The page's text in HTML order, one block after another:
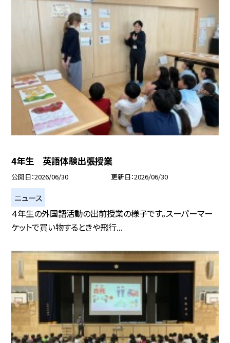
4年生 英語体験出張授業
公開日 2026/06/30 更新日 2026/06/30
ニュース
４年生の外国語活動の出前授業の様子です。スーパーマー
ケットで買い物するときや飛行...